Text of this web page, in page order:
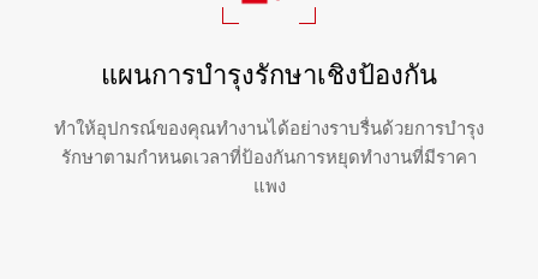
แผนการบำรุงรักษาเชิงป้องกัน
ทำให้อุปกรณ์ของคุณทำงานได้อย่างราบรื่นด้วยการบำรุง
รักษาตามกำหนดเวลาที่ป้องกันการหยุดทำงานที่มีราคา
แพง